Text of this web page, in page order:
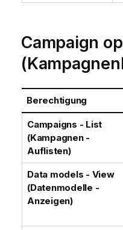
Campaign
Berechtigung
Campaigns - List
(Kampagnen -
Auflisten)
Data models - View
(Datenmodelle -
Anzeigen)